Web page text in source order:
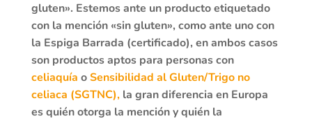
gluten». Estemos ante un producto etiquetado
con la mención «sin gluten», como ante uno con
la Espiga Barrada (certificado), en ambos casos
son productos aptos para personas con
celiaquía oSensibilidad al Gluten/Trigo no
celiaca (SGTNC),la gran diferencia en Europa
es quién otorga la mención y quién la